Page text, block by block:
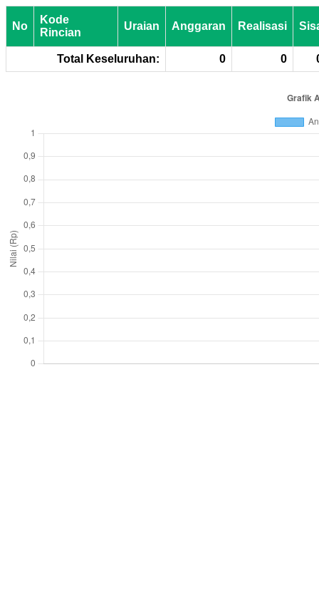
No
Kode
Rincian
Uraian Anggaran Realisasi
Total Keseluruhan: 0 0